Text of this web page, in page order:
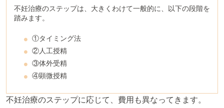
不妊治療のステップは、大きくわけて一般的に、以下の段階を
踏みます。
①タイミング法
②人工授精
③体外受精
④顕微授精
不妊治療のステップに応じて、費用も異なってきます。